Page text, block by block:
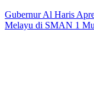
Gubernur Al Haris
Melayu di SMAN 1